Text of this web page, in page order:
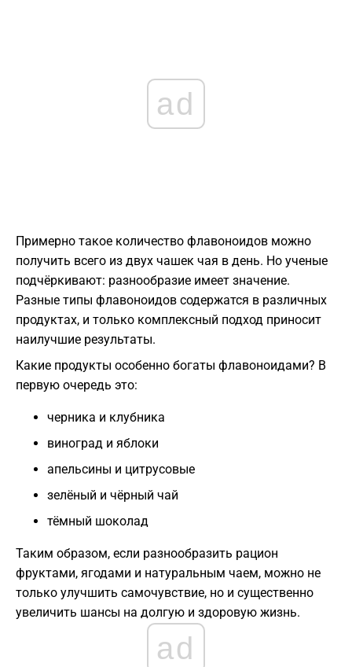
ad
Примерно такое количество флавоноидов можно
получить всего из двух чашек чая в день. Но ученые
подчёркивают: разнообразие имеет значение.
Разные типы флавоноидов содержатся в различных
продуктах, и только комплексный подход приносит
наилучшие результаты.
Какие продукты особенно богаты флавоноидами? В
первую очередь это:
черника и клубника
виноград и яблоки
апельсины и цитрусовые
зелёный и чёрный чай
тёмный шоколад
Таким образом, если разнообразить рацион
фруктами, ягодами и натуральным чаем, можно не
только улучшить самочувствие, но и существенно
увеличить шансы на долгую и здоровую жизнь.
ad